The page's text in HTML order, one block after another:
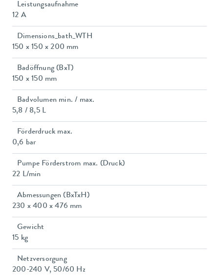
Leistungsaufnahme
12 A
Dimensions_bath_WTH
150 x 150 x 200 mm
Badöffnung (BxT)
150 x 150 mm
Badvolumen min. / max.
5,8 / 8,5 L
Förderdruck max.
0,6 bar
Pumpe Förderstrom max. (Druck)
22 L/min
Abmessungen (BxTxH)
230 x 400 x 476 mm
Gewicht
15 kg
Netzversorgung
200-240 V, 50/60 Hz